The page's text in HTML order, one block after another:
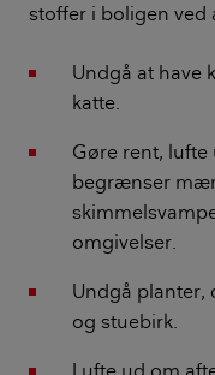
stoffer i boligen ved
Undgå at have
katte.
Gøre rent, lufte
begrænser
omgivelser.
Undgå planter,
og stuebirk.